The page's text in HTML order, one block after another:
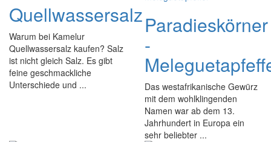
Quellwassersalz
Warum bei Kamelur
Quellwassersalz kaufen? Salz
ist nicht gleich Salz. Es gibt
feine geschmackliche
Unterschiede und ...
Paradieskörner
-
Das westafrikanische Gewürz
mit dem wohlklingenden
Namen war ab dem 13.
Jahrhundert in Europa ein
sehr beliebter ...